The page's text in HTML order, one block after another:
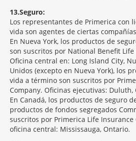
13 Seguro:
Los representantes de Primerica con
vida son agentes de ciertas
En Nueva York, los productos de
son suscritos por National Benefit
Oficina central en: Long Island City,
Unidos (excepto en Nueva York), los
vida a término son suscritos por
Company. Oficinas ejecutivas: Duluth,
En Canadá, los productos de seguro
productos de fondos segregados
suscritos por Primerica Life Insurance
oficina central: Mississauga, Ontario.